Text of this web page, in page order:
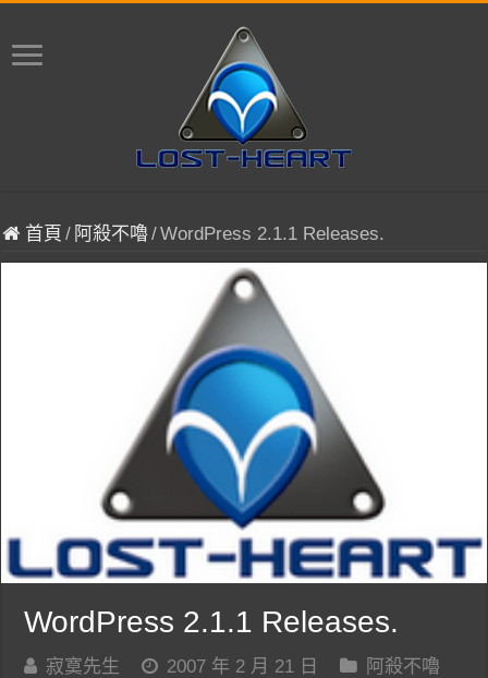
首頁 / 阿殺不嚕/WordPress 2.1.1 Releases.
WordPress 2.1.1 Releases.
寂寞先生 2007 年 2 月 21 日
阿殺不嚕